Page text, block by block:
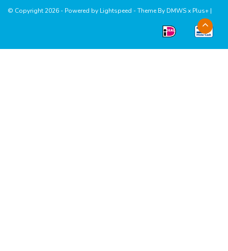
© Copyright 2026 - Powered by Lightspeed - Theme By DMWSx Plus+ |